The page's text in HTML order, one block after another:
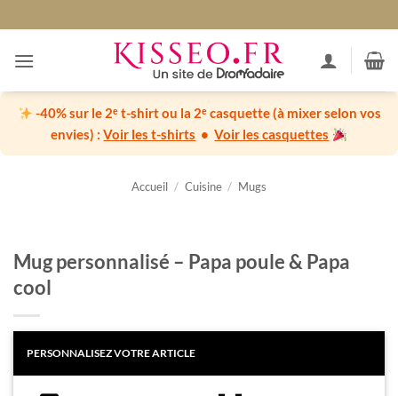
au
contenu
-40% sur le 2ᵉ t-shirt ou la 2ᵉ casquette(à mixer selon vos
envies) :Voir les t-shirts •Voir les casquettes
Accueil / Cuisine / Mugs
Mug personnalisé – Papa poule & Papa
cool